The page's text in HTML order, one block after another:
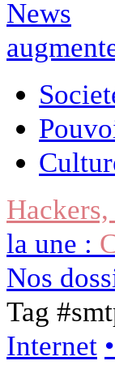
la une :
Nos
Tag #
Internet